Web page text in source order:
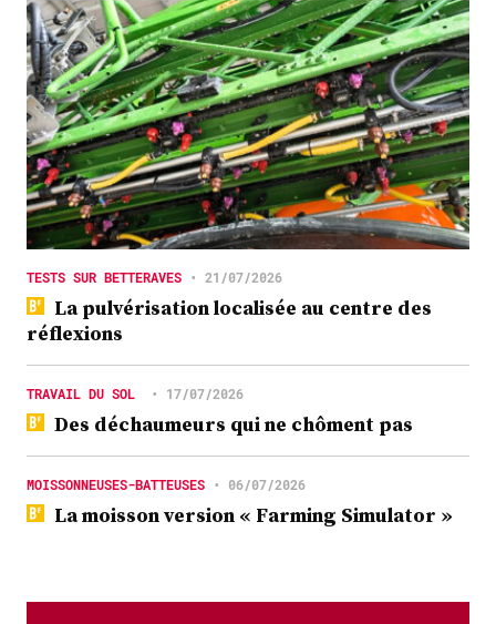
TESTS SUR BETTERAVES • 21/07/2026
La pulvérisation localisée au centre des
réflexions
TRAVAIL DU SOL • 17/07/2026
Des déchaumeurs qui ne chôment pas
MOISSONNEUSES-BATTEUSES • 06/07/2026
La moisson version « Farming Simulator »